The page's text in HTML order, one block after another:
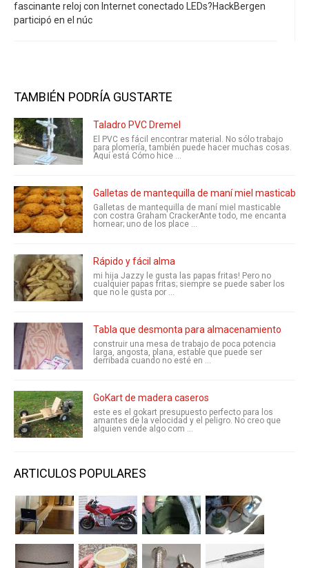
fascinante reloj con Internet conectado LEDs?HackBergen
participó en el núc
TAMBIÉN PODRÍA GUSTARTE
Taladro PVC Dremel
El PVC es fácil encontrar material. No sólo trabajo
para plomería, también puede hacer muchas cosas.
Aquí está Cómo hice ...
Galletas de mantequilla de maní miel masticable
Galletas de mantequilla de maní miel masticable
con costra Graham CrackerAnte todo, me encanta
hornear; uno de los place ...
Rápido y fácil alma
mi hija Jazzy le gusta las papas fritas! Pero no
cualquier papas fritas; siempre se puede saber los
que no le gusta por ...
Tabla que desmonta para almacenamiento
construir una mesa de trabajo de poca potencia
larga, angosta, plana, estable que puede ser
derribada cuando no esté en ...
GoKart de madera caseros
este es el gokart presupuesto perfecto para los
amantes de la velocidad y el peligro. No creo que
alguien vende algo com ...
ARTICULOS POPULARES